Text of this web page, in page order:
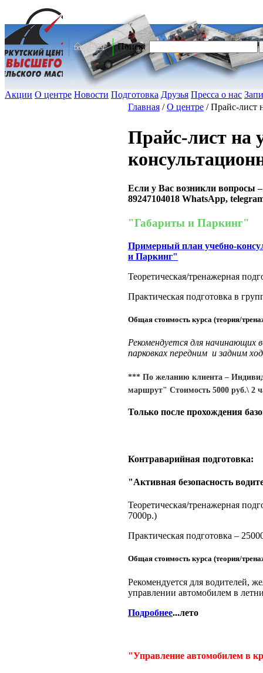
Поиск:
Акции О центре Новости Подготовка Друзья Пресса о нас
Главная /О центре /Прайс-лист
Прайс-лист на
Если у Вас возникли вопросы
89247104018 WhatsApp,
"Габариты и Паркинг"
Примерный план учебно-
и Паркинг"
Теоретическая/тренажерная
Практическая подготовка в
Общая стоимость курса (теория/
Рекомендуется для
парковках передним и задним
*** По желанию клиента –
маршрут" Стоимость 5000 руб.\ 2
Только после прохождения
Контраварийная подготовка:
"Активная безопасность
Теоретическая/тренажерная
7000р.)
Практическая подготовка –
Общая стоимость курса (теория/
Рекомендуется для водителей,
управлении автомобилем в
Подробнее...лето
"Управление автомобилем в